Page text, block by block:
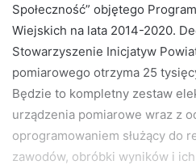
Społeczność” objętego
Wiejskich na lata 2014-2020.
Stowarzyszenie Inicjatyw
pomiarowego otrzyma 25
Będzie to kompletny zestaw
urządzenia pomiarowe wraz z
oprogramowaniem służący do
zawodów, obróbki wyników i